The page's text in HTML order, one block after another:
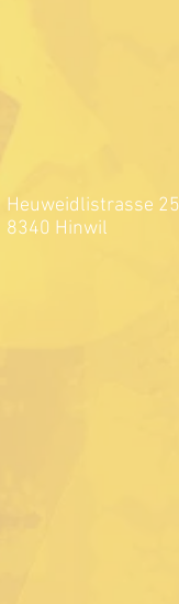
Heuweidlistrasse 25
8340 Hinwil